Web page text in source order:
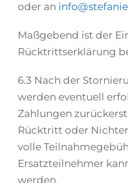
oder an
Maßgebend ist der
Rücktrittserklärung
6.3 Nach der
werden eventuell
Zahlungen
Rücktritt oder
volle
Ersatzteilnehmer
werden.